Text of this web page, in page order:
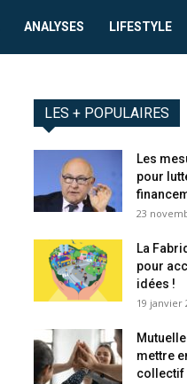
ANALYSES LIFESTYLE
LES + POPULAIRES
Les
pour
23
La
pour
idées !
19 janvier
mettre
collectif